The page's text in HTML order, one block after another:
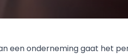
een onderneming gaat het